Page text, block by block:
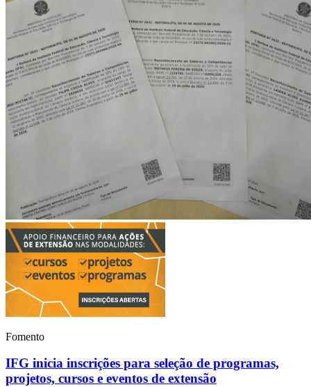
Fomento
IFG inicia inscrições para seleção de programas,
projetos, cursos e eventos de extensão